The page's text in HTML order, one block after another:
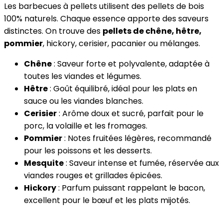
Les barbecues à pellets utilisent des pellets de bois
100% naturels. Chaque essence apporte des saveurs
distinctes. On trouve des pellets de chêne, hêtre,
pommier, hickory, cerisier, pacanier ou mélanges.
Chêne: Saveur forte et polyvalente, adaptée à
toutes les viandes et légumes.
Hêtre: Goût équilibré, idéal pour les plats en
sauce ou les viandes blanches.
Cerisier: Arôme doux et sucré, parfait pour le
porc, la volaille et les fromages.
Pommier: Notes fruitées légères, recommandé
pour les poissons et les desserts.
Mesquite: Saveur intense et fumée, réservée aux
viandes rouges et grillades épicées.
Hickory: Parfum puissant rappelant le bacon,
excellent pour le bœuf et les plats mijotés.